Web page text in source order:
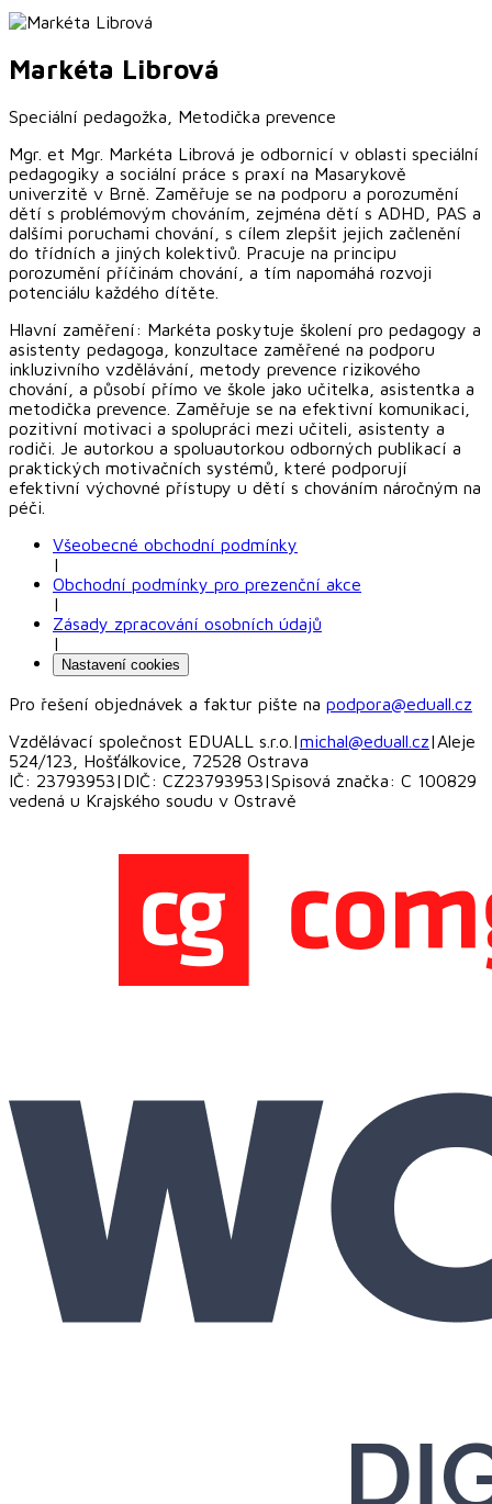
Markéta Librová
Speciální pedagožka, Metodička prevence
Mgr. et Mgr. Markéta Librová je odbornicí v oblasti speciální
pedagogiky a sociální práce s praxí na Masarykově
univerzitě v Brně. Zaměřuje se na podporu a porozumění
dětí s problémovým chováním, zejména dětí s ADHD, PAS a
dalšími poruchami chování, s cílem zlepšit jejich začlenění
do třídních a jiných kolektivů. Pracuje na principu
porozumění příčinám chování, a tím napomáhá rozvoji
potenciálu každého dítěte.
Hlavní zaměření: Markéta poskytuje školení pro pedagogy a
asistenty pedagoga, konzultace zaměřené na podporu
inkluzivního vzdělávání, metody prevence rizikového
chování, a působí přímo ve škole jako učitelka, asistentka a
metodička prevence. Zaměřuje se na efektivní komunikaci,
pozitivní motivaci a spolupráci mezi učiteli, asistenty a
rodiči. Je autorkou a spoluautorkou odborných publikací a
praktických motivačních systémů, které podporují
efektivní výchovné přístupy u dětí s chováním náročným na
péči.
Všeobecné obchodní podmínky
|
Obchodní podmínky pro prezenční akce
|
Zásady zpracování osobních údajů
|
Nastavení cookies
Pro řešení objednávek a faktur pište na podpora@eduall.cz
Vzdělávací společnost EDUALL s.r.o. |michal@eduall.cz|Aleje
524/123, Hošťálkovice, 72528 Ostrava
IČ: 23793953| DIČ: CZ23793953|Spisová značka: C 100829
vedená u Krajského soudu v Ostravě